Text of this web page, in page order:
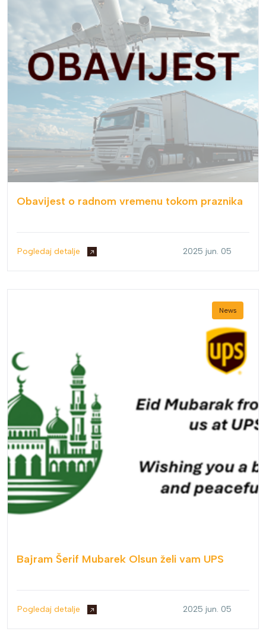
Obavijest o radnom vremenu tokom praznika
Pogledaj detalje 2025 jun. 05
News
Bajram Šerif Mubarek Olsun želi vam UPS
Pogledaj detalje 2025 jun. 05